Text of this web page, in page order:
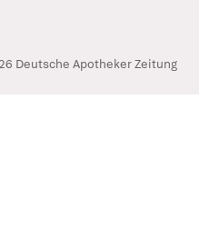
Deutsche Apotheker Zeitung